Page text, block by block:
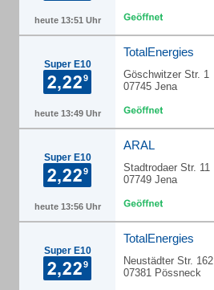
heute 13:51 Uhr
Super E10
heute 13:49 Uhr
TotalEnergies
Göschwitzer Str. 1
07745 Jena
Super E10
heute 13:56 Uhr
ARAL
Stadtrodaer Str. 11
07749 Jena
Super E10
TotalEnergies
Neustädter Str. 162
07381 Pössneck